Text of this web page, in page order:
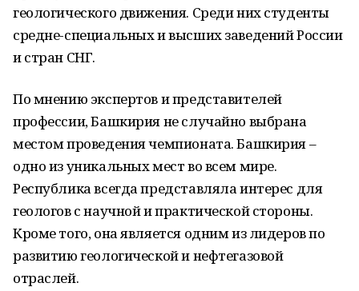
геологического движения. Среди них студенты
средне-специальных и высших заведений России
и стран СНГ.
По мнению экспертов и представителей
профессии, Башкирия не случайно выбрана
местом проведения чемпионата. Башкирия –
одно из уникальных мест во всем мире.
Республика всегда представляла интерес для
геологов с научной и практической стороны.
Кроме того, она является одним из лидеров по
развитию геологической и нефтегазовой
отраслей.